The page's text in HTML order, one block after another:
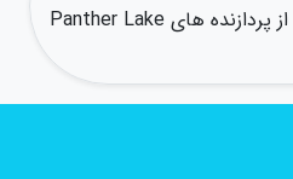
فهرست کامل تمام 12 مدل از پردازنده های Panther Lake